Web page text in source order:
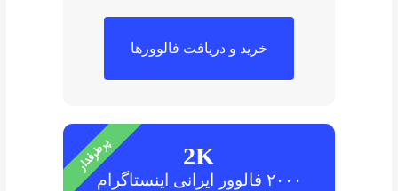
خرید و دریافت فالوورها
2K
۲۰۰۰ فالوور ایرانی اینستاگرام
پرطرفدار